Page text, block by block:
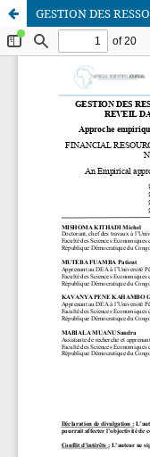
African SJ © 2025